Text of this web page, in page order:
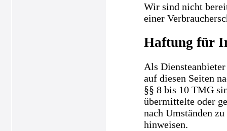
Wir sind nicht
einer
Haftung für
Als
auf diesen Seiten
§§ 8 bis 10 TMG
übermittelte oder
nach Umständen
hinweisen.